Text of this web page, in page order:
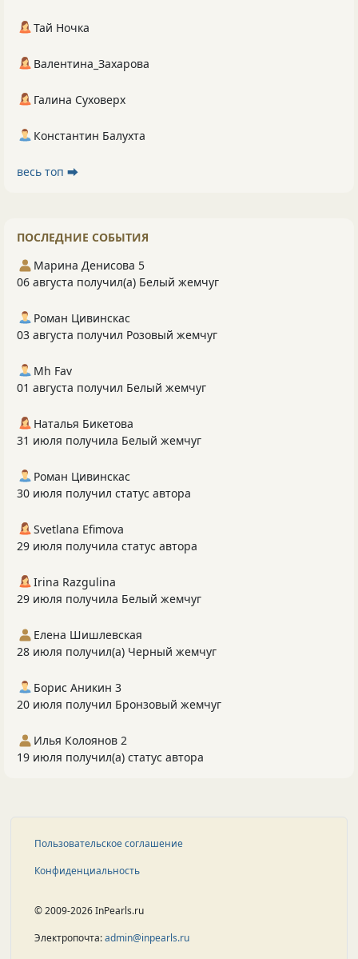
Тай Ночка
Валентина_Захарова
Галина Суховерх
Константин Балухта
весь топ ⮕
ПОСЛЕДНИЕ СОБЫТИЯ
Марина Денисова 5
06 августа получил(а) Белый жемчуг
Роман Цивинскас
03 августа получил Розовый жемчуг
Mh Fav
01 августа получил Белый жемчуг
Наталья Бикетова
31 июля получила Белый жемчуг
Роман Цивинскас
30 июля получил статус автора
Svetlana Efimova
29 июля получила статус автора
Irina Razgulina
29 июля получила Белый жемчуг
Елена Шишлевская
28 июля получил(а) Черный жемчуг
Борис Аникин 3
20 июля получил Бронзовый жемчуг
Илья Колоянов 2
19 июля получил(а) статус автора
Пользовательское соглашение
Конфиденциальность
© 2009-2026 InPearls.ru
Электропочта:admin@inpearls.ru